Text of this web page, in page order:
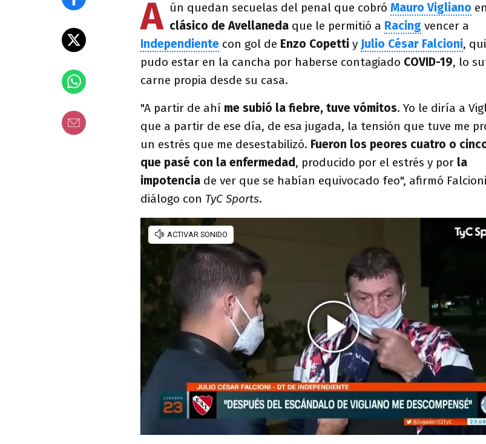
A ún quedan secuelas del penal que cobró Mauro Vigliano
clásico de Avellaneda que le permitió a Racing vencer a
Independiente con gol de Enzo Copetti y Julio César Falcioni,
pudo estar en la cancha por haberse contagiado COVID-19, lo
carne propia desde su casa.
"A partir de ahí me subió la fiebre, tuve vómitos. Yo le diría a
que a partir de ese día, de esa jugada, la tensión que tuve me
un estrés que me desestabilizó. Fueron los peores cuatro o
que pasé con la enfermedad, producido por el estrés y por la
impotencia de ver que se habían equivocado feo", afirmó
diálogo con TyC Sports.